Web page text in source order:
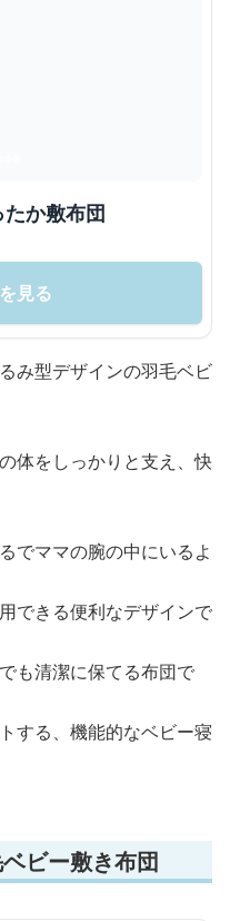
か敷布団
見る
み型デザインの羽毛ベビ
体をしっかりと支え、快
でママの腕の中にいるよ
できる便利なデザインで
も清潔に保てる布団で
する、機能的なベビー寝
ビー敷き布団